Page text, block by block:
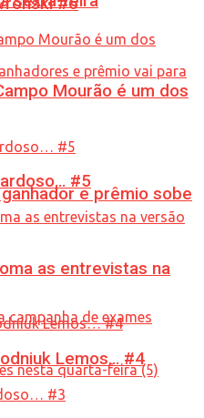
e prêmio sobe
Mourão é um dos
#5
as entrevistas na
Lemos… #4